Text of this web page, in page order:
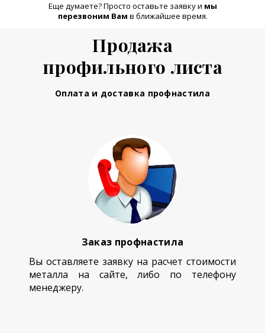
Еще думаете? Просто оставьте заявку и мы
перезвоним Вам в ближайшее время.
Продажа
профильного листа
Оплата и доставка профнастила
Заказ профнастила
Вы оставляете заявку на расчет стоимости
металла на сайте, либо по телефону
менеджеру.